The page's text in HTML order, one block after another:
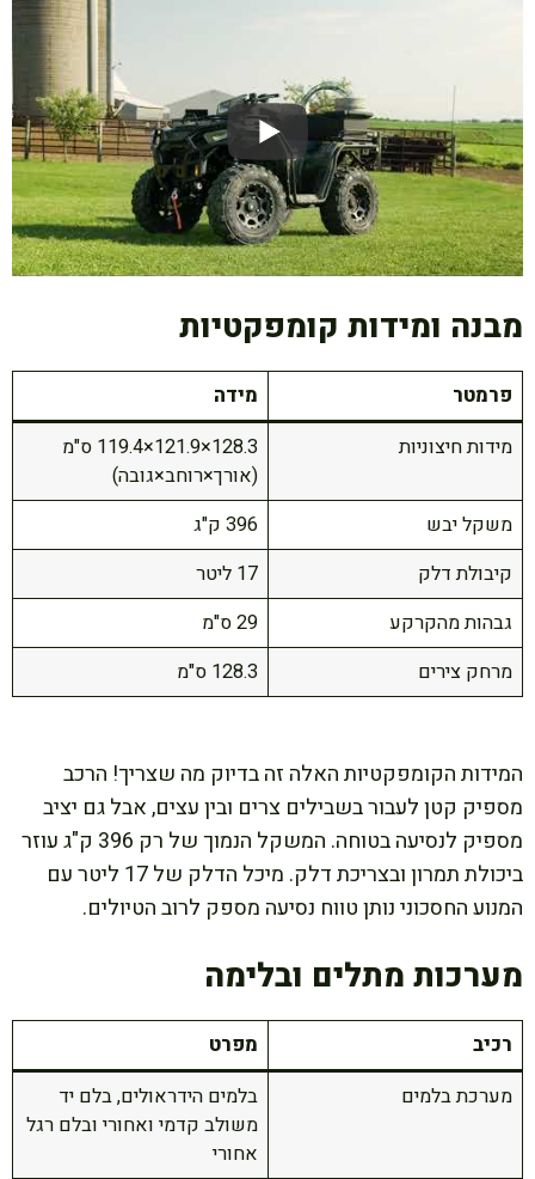
מבנה ומידות קומפקטיות
פרמטר
מידה
מידות חיצוניות
128.3×121.9×119.4 ס"מ
(אורך×רוחב×גובה)
משקל יבש
396 ק"ג
קיבולת דלק
17 ליטר
גבהות מהקרקע
29 ס"מ
מרחק צירים
128.3 ס"מ
המידות הקומפקטיות האלה זה בדיוק מה שצריך! הרכב
מספיק קטן לעבור בשבילים צרים ובין עצים, אבל גם יציב
מספיק לנסיעה בטוחה. המשקל הנמוך של רק 396 ק"ג עוזר
ביכולת תמרון ובצריכת דלק. מיכל הדלק של 17 ליטר עם
המנוע החסכוני נותן טווח נסיעה מספק לרוב הטיולים.
מערכות מתלים ובלימה
רכיב
מפרט
מערכת בלמים
בלמים הידראולים, בלם יד
משולב קדמי ואחורי ובלם רגל
אחורי